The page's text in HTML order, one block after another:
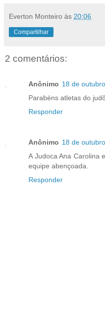
Everton Monteiro às 20:06
Compartilhar
2 comentários:
Anônimo 18 de
Parabéns atletas do
Responder
Anônimo 18 de
A Judoca Ana Carolina
equipe abençoada.
Responder